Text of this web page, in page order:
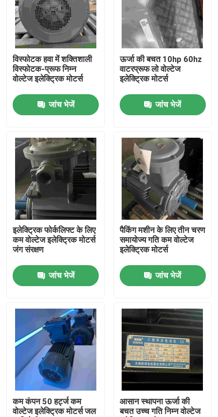
उत्पादों
वीडियो
हमारे बारे में
गुणवत्ता नियंत्रण
एक उद्धरण का अनुरोध करें
उच्च दक्षता वाली इलेक्ट्रिक मोटर
सिंगल फेज इलेक्ट्रिक मोटर्स
विस्फोटक हवा में शक्तिशाली
विस्फोटक-प्रूफ निम्न
वोल्टेज इलेक्ट्रिक मोटर्स
जांच भेजें
ऊर्जा की बचत 10hp 60hz
वाटरप्रूफ लो वोल्टेज
इलेक्ट्रिक मोटर्स
जांच भेजें
इलेक्ट्रिक फोर्कलिफ्ट के लिए
कम वोल्टेज इलेक्ट्रिक मोटर्स
जंग संरक्षण
जांच भेजें
पैकिंग मशीन के लिए तीन चरण
समायोज्य गति कम वोल्टेज
इलेक्ट्रिक मोटर्स
जांच भेजें
कम कंपन 50 हर्ट्ज कम
वोल्टेज इलेक्ट्रिक मोटर्स जल
आसान स्थापना ऊर्जा की
बचत उच्च गति निम्न वोल्टेज